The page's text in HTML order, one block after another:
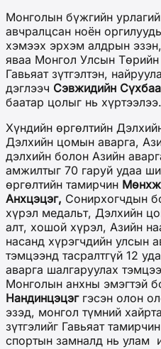
Монголын бүжгийн
авчралцсан ноён
хэмээх эрхэм алдрын
яваа Монгол Улсын Төрийн
Гавьяат зүтгэлтэн,
дэглээч Сэвжидийн
баатар цолыг нь хүртээлээ.
Хүндийн өргөлтийн
Дэлхийн цомын аварга,
дэлхийн болон Азийн
амжилтыг 70 гаруй удаа
өргөлтийн тамирчин
Анхцэцэг, Сонирхогчдын
хүрэл медальт, Дэлхийн
алт, хошой хүрэл, Азийн
насанд хүрэгчдийн улсын
тэмцээнд тасралтгүй 12
аварга шалгаруулах
Монголын анхны эмэгтэй
Нандинцэцэггэсэн олон
эзэд, монгол түмний
зүтгэлийг Гавьяат
спортын замналд нь улам